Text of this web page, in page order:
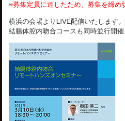
※募集定員に達したため、募集を締め
横浜の会場よりLIVE配信いたします。
結腸体腔内吻合コースも同時並行開催